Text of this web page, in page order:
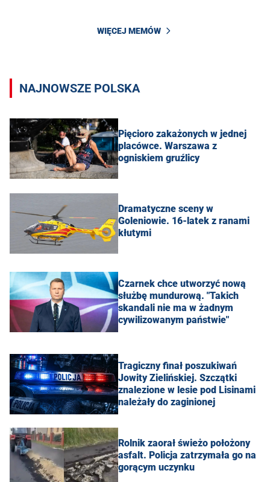
WIĘCEJ MEMÓW
NAJNOWSZE POLSKA
Pięcioro zakażonych w jednej
placówce. Warszawa z
ogniskiem gruźlicy
Dramatyczne sceny w
Goleniowie. 16-latek z ranami
kłutymi
Czarnek chce utworzyć nową
służbę mundurową. "Takich
skandali nie ma w żadnym
cywilizowanym państwie"
Tragiczny finał poszukiwań
Jowity Zielińskiej. Szczątki
znalezione w lesie pod Lisinami
należały do zaginionej
Rolnik zaorał świeżo położony
asfalt. Policja zatrzymała go na
gorącym uczynku